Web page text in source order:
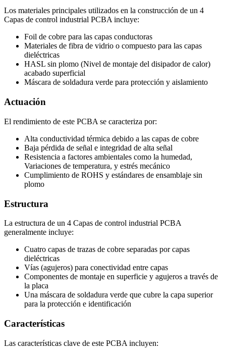
Los materiales principales utilizados en la construcción de un 4
Capas de control industrial PCBA incluye:
Foil de cobre para las capas conductoras
Materiales de fibra de vidrio o compuesto para las capas
dieléctricas
HASL sin plomo (Nivel de montaje del disipador de calor)
acabado superficial
Máscara de soldadura verde para protección y aislamiento
Actuación
El rendimiento de este PCBA se caracteriza por:
Alta conductividad térmica debido a las capas de cobre
Baja pérdida de señal e integridad de alta señal
Resistencia a factores ambientales como la humedad,
Variaciones de temperatura, y estrés mecánico
Cumplimiento de ROHS y estándares de ensamblaje sin
plomo
Estructura
La estructura de un 4 Capas de control industrial PCBA
generalmente incluye:
Cuatro capas de trazas de cobre separadas por capas
dieléctricas
Vías (agujeros) para conectividad entre capas
Componentes de montaje en superficie y agujeros a través de
la placa
Una máscara de soldadura verde que cubre la capa superior
para la protección e identificación
Características
Las características clave de este PCBA incluyen: